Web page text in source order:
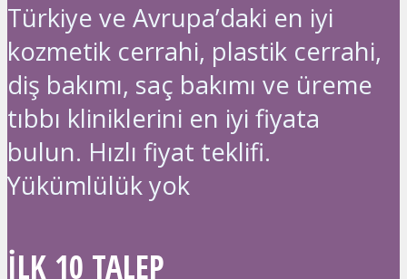
Türkiye ve Avrupa’daki en iyi
kozmetik cerrahi, plastik cerrahi,
diş bakımı, saç bakımı ve üreme
tıbbı kliniklerini en iyi fiyata
bulun. Hızlı fiyat teklifi.
Yükümlülük yok
İLK 10 TALEP